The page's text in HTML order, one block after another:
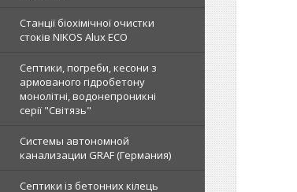
Станції біохімічної очистки
стоків NIKOS Alux ECO
Септики, погреби, кесони з
армованого гідробетону
монолітні, водонепроникні
серії "Світязь"
Системы автономной
канализации GRAF (Германия)
Септики із бетонних кілець